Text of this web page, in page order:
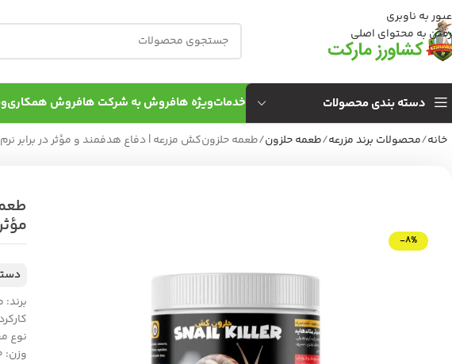
عبور به ناوبری
رفتن به محتوای اصلی
دسته بندی محصولات خدماتویژه هافروش به شركت هافروش همکاری
خانه محصولات برند مزرعه طعمه حلزون طعمه حلزون‌کش مزرعه | دفاع هدفمند و مؤثر در برابر
-8%
برند:
نوع
وزن: ۲۵۰ گرم